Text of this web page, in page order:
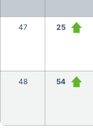
47 25
48 54